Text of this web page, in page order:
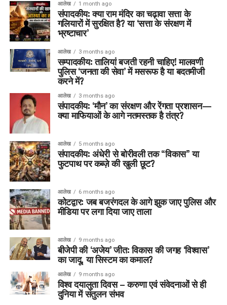
आलेख 1 month ago
संपादकीय: क्या राम मंदिर का चढ़ावा सत्ता के
गलियारों में सुरक्षित है? या ‘सत्ता के संरक्षण में
भ्रष्टाचार’
आलेख 3 months ago
सम्पादकीय: तालियां बजती रहनी चाहिए! मालवणी
पुलिस ‘जनता की सेवा’ में मसरूफ है या बदतमीजी
करने में?
आलेख 3 months ago
संपादकीय: ‘मौन’ का संरक्षण और रेंगता प्रशासन—
क्या माफियाओं के आगे नतमस्तक है तंत्र?
आलेख 5 months ago
संपादकीय: अंधेरी से बोरीवली तक “विकास” या
फुटपाथ पर कब्ज़े की खुली छूट?
आलेख 6 months ago
कोटद्वार: जब बजरंगदल के आगे झुक जाए पुलिस और
मीडिया पर लगा दिया जाए ताला
आलेख 9 months ago
बीजेपी की ‘अजेय’ जीत: विकास की जगह ‘विश्वास’
का जादू, या सिस्टम का कमाल?
आलेख 9 months ago
विश्व दयालुता दिवस – करुणा एवं संवेदनाओं से ही
दुनिया में संतुलन संभव